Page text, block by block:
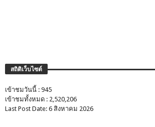
สถิติเว็บไซต์
เข้าชมวันนี้ : 945
เข้าชมทั้งหมด : 2,520,206
Last Post Date: 6 สิงหาคม 2026